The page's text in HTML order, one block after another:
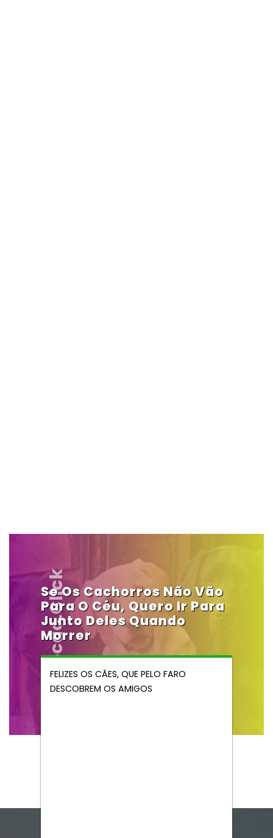
Vendocao.click
Se Os Cachorros Não Vão
Para O Céu, Quero Ir Para
Junto Deles Quando
Morrer
FELIZES OS CÃES, QUE PELO FARO
DESCOBREM OS AMIGOS